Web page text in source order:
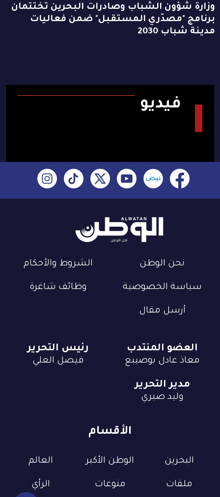
وزارة شؤون الشباب وصادرات البحرين تختتمان
برنامج "مصدّري المستقبل" ضمن فعاليات
مدينة شباب 2030
فيديو
نحن الوطن الشروط والأحكام
سياسة الخصوصية وظائف شاغرة
أرسل مقال
الأقسام
البحرين الوطن الأكبر العالم
ملفات منوعات الرأي
العضو المنتدب
معاذ عادل بوصيبع
رئيس التحرير
فيصل العلي
مدير التحرير
وليد صبري